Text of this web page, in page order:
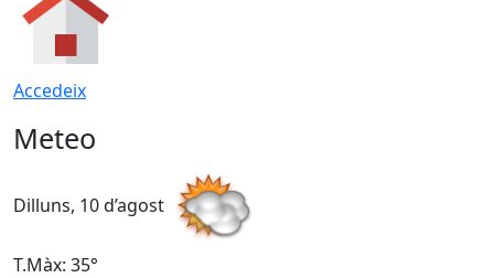
Accedeix
Meteo
Dilluns, 10 d’agost
T.Màx: 35°